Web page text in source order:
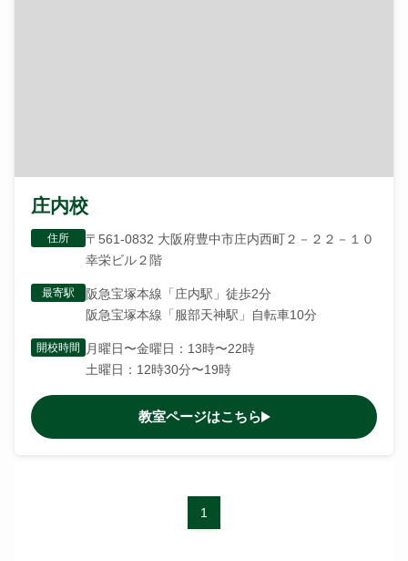
庄内校
住所
〒561-0832 大阪府豊中市庄内西町２－２２－１０
幸栄ビル２階
最寄駅
阪急宝塚本線「庄内駅」徒歩2分
阪急宝塚本線「服部天神駅」自転車10分
開校時間
月曜日〜金曜日：13時〜22時
土曜日：12時30分〜19時
教室ページはこちら
1